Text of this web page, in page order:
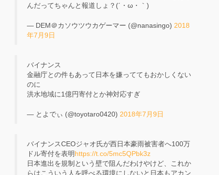
んだってちゃんと報道しょ？(´・ω・｀)
— DEM＠カソウツウカゲーマー (@nanasingo) 2018
年7月9日
バイナンス
金融庁との件もあって日本を嫌っててもおかしくない
のに
洪水地域に1億円寄付とか神対応すぎ
— とよでぃ (@toyotaro0420) 2018年7月9日
バイナンスCEOジャオ氏が西日本豪雨被害者へ100万
ドル寄付を表明https://t.co/5mc5QPbk3z
日本進出を規制という壁で阻んだわけやけど、これか
らはこういう人を呼べる環境にしないと日本もアカン